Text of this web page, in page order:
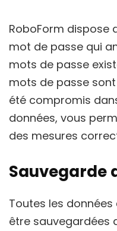
RoboForm dispose
mot de passe qui
mots de passe
mots de passe
été compromis
données, vous
des mesures
Sauvegarde
Toutes les
être sauvegardées